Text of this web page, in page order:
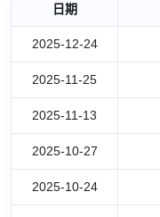
日期
2025-12-24
2025-11-25
2025-11-13
2025-10-27
2025-10-24